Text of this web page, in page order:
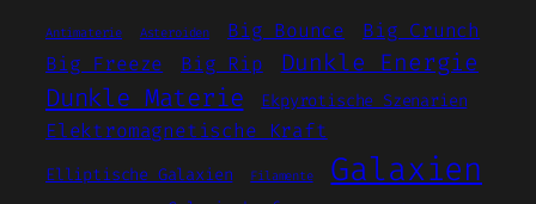
Antimaterie Asteroiden Big Bounce
Big Crunch
Big Freeze
Big Rip Dunkle Energie
Dunkle Materie Ekpyrotische Szenarien
Elektromagnetische Kraft
Elliptische Galaxien Filamente Galaxien